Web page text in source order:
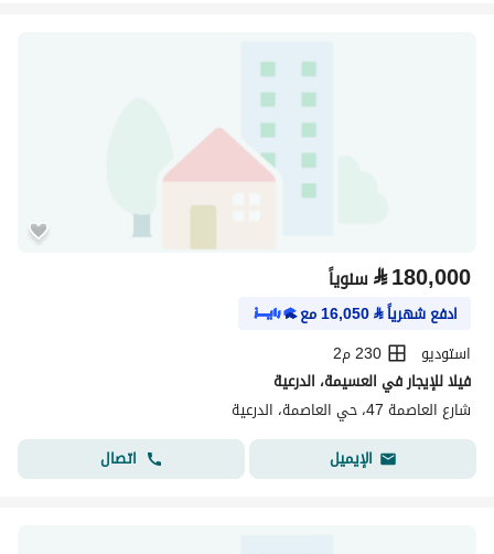
⃁180,000 سنوياً
ادفع شهرياً⃁
16,050مع
استوديو
230 م2
فيلا للإيجار في العسيمة، الدرعية
شارع العاصمة 47، حي العاصمة، الدرعية
الإيميل
اتصال